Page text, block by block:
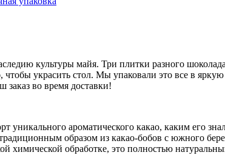
культуры майя. Три плитки разного
украсить стол. Мы упаковали это все в
заказ во время доставки!
уникального ароматического какао, каким его
образом из какао-бобов с южного
обработке, это полностью